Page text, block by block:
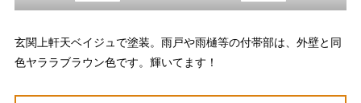
玄関上軒天ベイジュで塗装。雨戸や雨樋等の付帯部は、外壁と同
色ヤララブラウン色です。輝いてます！